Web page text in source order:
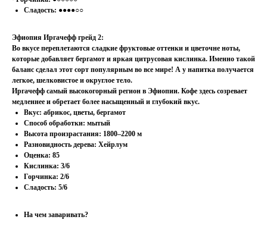
Сладость: ●●●●○○
Эфиопия Иргачефф грейд 2:
Во вкусе переплетаются сладкие фруктовые оттенки и цветочне ноты,
которые добавляет бергамот и яркая цитрусовая кислинка. Именно такой
баланс сделал этот сорт популярным во все мире! А у напитка получается
легкое, шелковистое и округлое тело.
Иргачефф самый высокогорный регион в Эфиопии. Кофе здесь созревает
медленнее и обретает более насыщенный и глубокий вкус.
Вкус: абрикос, цветы, бергамот
Способ обработки: мытый
Высота произрастания: 1800–2200 м
Разновидность дерева: Хейрлум
Оценка: 85
Кислинка: 3/6
Горчинка: 2/6
Сладость: 5/6
На чем заваривать?